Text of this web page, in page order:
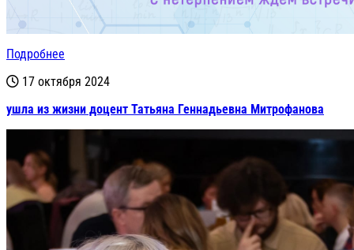
Подробнее
17 октября 2024
ушла из жизни доцент Татьяна Геннадьевна Митрофанова